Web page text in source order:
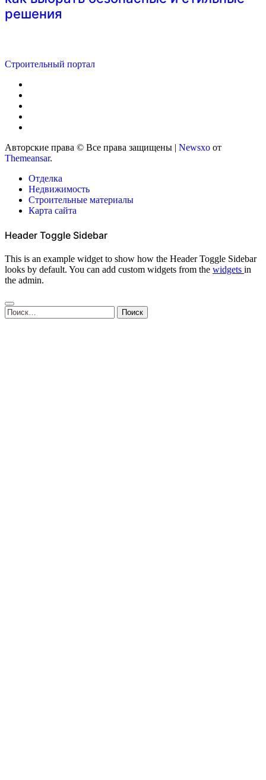
решения
Строительный портал
Авторские права © Все права защищены | Newsxo от
Themeansar.
Отделка
Недвижимость
Строительные материалы
Карта сайта
Header Toggle Sidebar
This is an example widget to show how the Header Toggle Sidebar
looks by default. You can add custom widgets from the widgets in
the admin.
Найти: